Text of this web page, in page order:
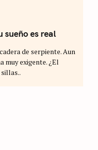
sueño es real
de serpiente. Aun
muy exigente. ¿El